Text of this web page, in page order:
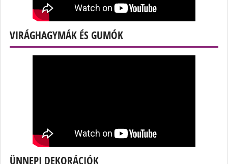
VIRÁGHAGYMÁK ÉS GUMÓK
ÜNNEPI DEKORÁCIÓK